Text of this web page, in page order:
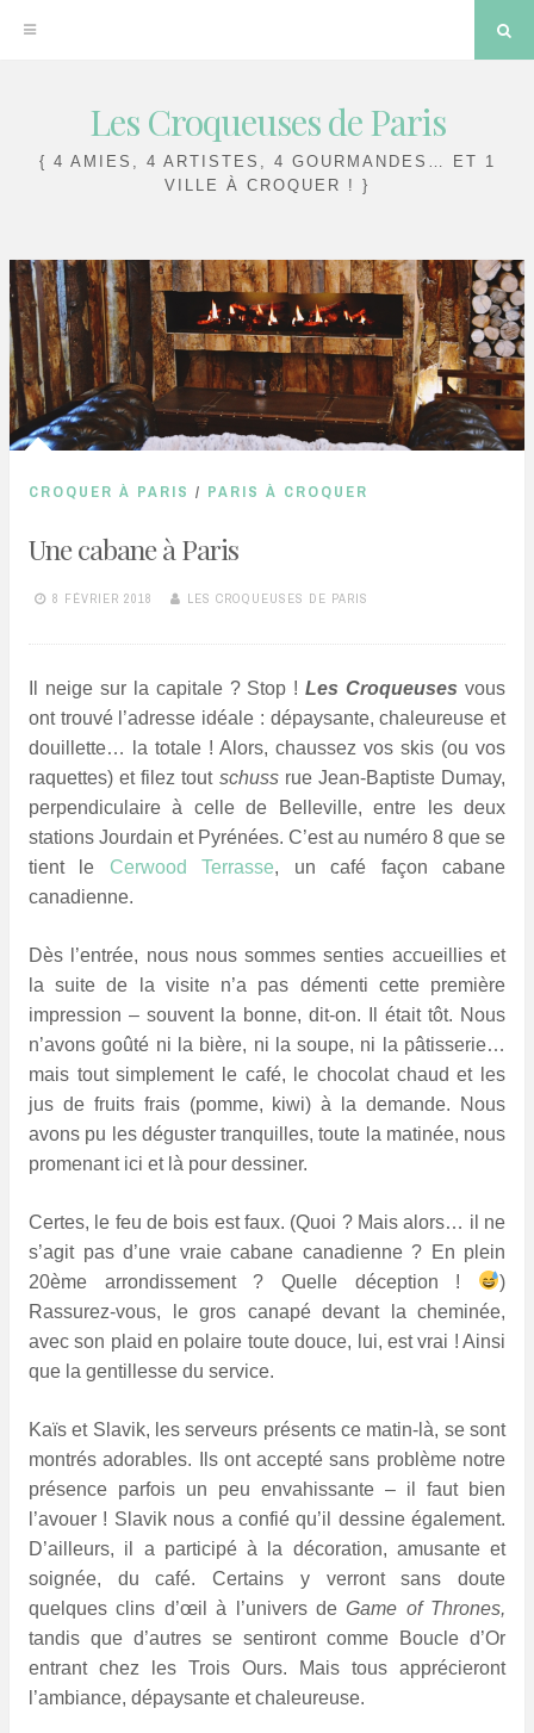
Les Croqueuses de Paris
{ 4 AMIES, 4 ARTISTES, 4 GOURMANDES… ET 1
VILLE À CROQUER ! }
CROQUER À PARIS / PARIS À CROQUER
Une cabane à Paris
8 FÉVRIER 2018 LES CROQUEUSES DE PARIS
Il neige sur la capitale ? Stop !Les Croqueuses vous
ont trouvé l’adresse idéale : dépaysante, chaleureuse et
douillette… la totale ! Alors, chaussez vos skis (ou vos
raquettes) et filez tout schuss rue Jean-Baptiste Dumay,
perpendiculaire à celle de Belleville, entre les deux
stations Jourdain et Pyrénées. C’est au numéro 8 que se
tient le Cerwood Terrasse, un café façon cabane
canadienne.
Dès l’entrée, nous nous sommes senties accueillies et
la suite de la visite n’a pas démenti cette première
impression – souvent la bonne, dit-on. Il était tôt. Nous
n’avons goûté ni la bière, ni la soupe, ni la pâtisserie…
mais tout simplement le café, le chocolat chaud et les
jus de fruits frais (pomme, kiwi) à la demande. Nous
avons pu les déguster tranquilles, toute la matinée, nous
promenant ici et là pour dessiner.
Certes, le feu de bois est faux. (Quoi ? Mais alors… il ne
s’agit pas d’une vraie cabane canadienne ? En plein
20ème arrondissement ? Quelle déception !
)
Rassurez-vous, le gros canapé devant la cheminée,
avec son plaid en polaire toute douce, lui, est vrai ! Ainsi
que la gentillesse du service.
Kaïs et Slavik, les serveurs présents ce matin-là, se sont
montrés adorables. Ils ont accepté sans problème notre
présence parfois un peu envahissante – il faut bien
l’avouer ! Slavik nous a confié qu’il dessine également.
D’ailleurs, il a participé à la décoration, amusante et
soignée, du café. Certains y verront sans doute
quelques clins d’œil à l’univers deGame of Thrones,
tandis que d’autres se sentiront comme Boucle d’Or
entrant chez les Trois Ours. Mais tous apprécieront
l’ambiance, dépaysante et chaleureuse.